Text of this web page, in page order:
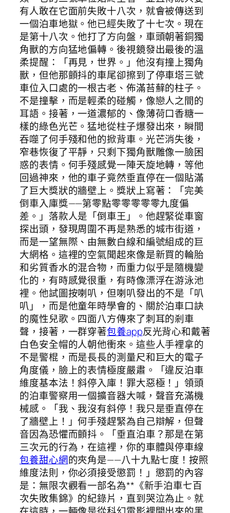
有人敢在它面前失敗十八次，就會被傳送到
一個泊車地獄。他已經失敗了十七次。現在
是第十八次。他打了方向盤，車頭朝著銅獨
角獸的方向猛地偏轉。後視鏡發出最後的溫
柔提醒：「再見，世界。」他沒有撞上獨角
獸，但他那顫抖的車尾卻擦到了停車塔三號
車位入口處的一根古老、佈滿苔蘚的柱子。
不是撞擊，而是輕柔的碰觸，像戀人之間的
耳語。接著，一道濃郁的、像薄荷口香糖一
樣的綠色光芒。猛地從柱子爆發出來，瞬間
吞噬了何手殘和他的掀背車。光芒消失後，
窄巷恢復了平靜，只剩下獨角獸雕像一臉困
惑的表情。何手殘感覺一陣天旋地轉，等他
回過神來，他的車子竟然垂直停在一個貼滿
了巨大獎狀的牆壁上。獎狀上寫著：「完美
倒車入庫獎——第零點零零零零零九度偏
差。」落款人是「倒車王」。他趕緊從車窗
探出頭，發現周圍不再是熟悉的城市街道，
而是一望無際、由無數白線和編號組成的巨
大網格。這裡的空氣聞起來像是新買的輪胎
和劣質香水的混合物，而重力似乎是隨機變
化的，有時感覺很重，有時像漂浮在游泳池
裡。他試圖按喇叭，但喇叭發出的不是「叭
叭」，而是他童年時學會的、關於泊車口訣
的魔性兒歌。四面八方傳來了刺耳的剎車
聲，接著，一群穿著包養app反光背心和戴著
白色安全帽的人朝他衝來。這些人手裡拿的
不是警棍，而是長長的測量尺和巨大的電子
角度儀，臉上的表情極度嚴肅。「違反泊車
維度基本法！斜停入庫！罪大惡極！」領頭
的泊車警察用一個擴音器大喊，聲音充滿機
械感。「我、我沒有斜停！我只是垂直停在
了牆壁上！」何手殘趕緊為自己辯解，但聲
音因為恐懼而顫抖。「垂直泊車？那是在第
三次元的行為，在這裡，你的車體與停車線
包養甜心網的夾角是——八十九點七度！按照
維度法則，你必須接受懲罰！」懲罰的內容
是：無限次觀看一部名為**《新手泊車七百
次失敗集錦》的紀錄片，直到哭泣為止。就